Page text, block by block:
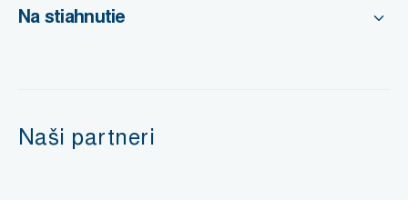
Na stiahnutie
Naši partneri